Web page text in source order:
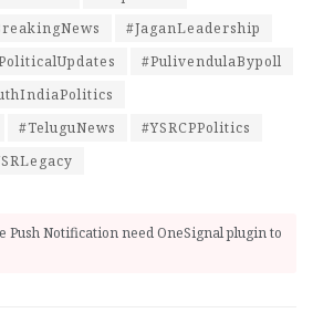
#JaganLeadership
#PulivendulaBypoll
#TeluguNews
#YSRCPPolitics
Push Notification need OneSignal plugin to